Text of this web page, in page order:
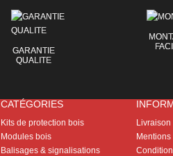
GARANTIE
QUALITE
CATÉGORIES
Kits de protection bois
Modules bois
Balisages & signalisations
Livraison